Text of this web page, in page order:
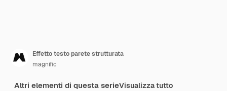
Effetto testo parete strutturata
magnific
Altri elementi di questa serieVisualizza tutto